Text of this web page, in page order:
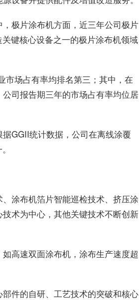
极片涂布机方面，近三年公司极片
键核心设备之一的极片涂布机领域
市场占有率均排名第三；其中，在
司报告期三年的市场占有率均位居
GGII统计数据，公司在离线涂覆
。
涂布机箔片智能巡检技术、挤压涂
术为中心，其他关键技术不断创新
高速双面涂布机，涂布生产速度超
件的自研、工艺技术的突破和核心